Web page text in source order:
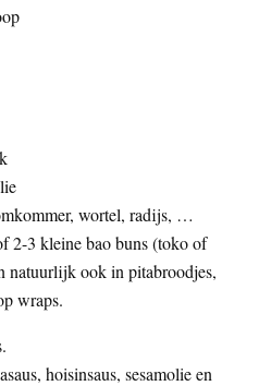
wortel, radijs, …
2-3 kleine bao buns (toko of
natuurlijk ook in pitabroodjes,
wraps.
hoisinsaus, sesamolie en